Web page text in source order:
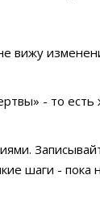
вижу
- то есть
шаги - пока